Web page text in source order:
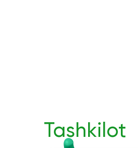
Tashkilot